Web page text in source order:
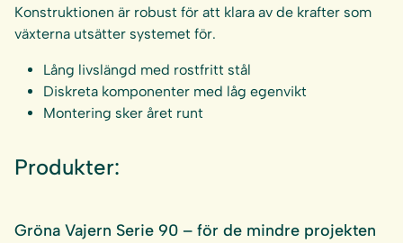
Konstruktionen är robust för att klara av de krafter som
växterna utsätter systemet för.
Lång livslängd med rostfritt stål
Diskreta komponenter med låg egenvikt
Montering sker året runt
Produkter:
Gröna Vajern Serie 90 – för de mindre projekten